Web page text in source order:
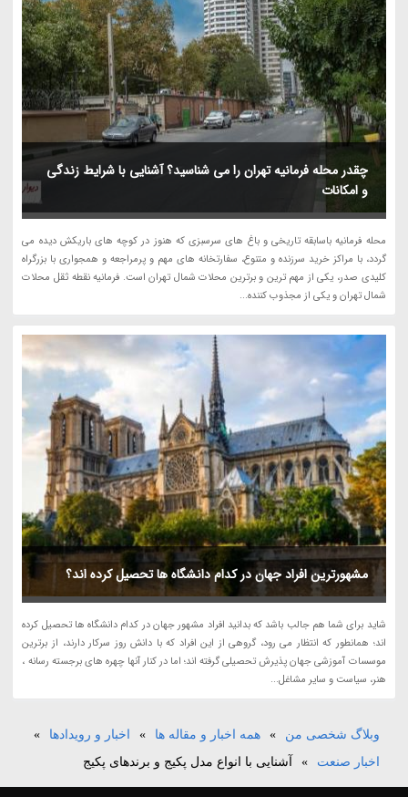
چقدر محله فرمانیه تهران را می شناسید؟ آشنایی با شرایط زندگی
و امکانات
محله فرمانیه باسابقه تاریخی و باغ های سرسبزی که هنوز در کوچه های باریکش دیده می
گردد، با مراکز خرید سرزنده و متنوع، سفارتخانه های مهم و پرمراجعه و همجواری با بزرگراه
کلیدی صدر، یکی از مهم ترین و برترین محلات شمال تهران است. فرمانیه نقطه ثقل محلات
شمال تهران و یکی از مجذوب کننده...
مشهورترین افراد جهان در کدام دانشگاه ها تحصیل کرده اند؟
شاید برای شما هم جالب باشد که بدانید افراد مشهور جهان در کدام دانشگاه ها تحصیل کرده
اند؛ همانطور که انتظار می رود، گروهی از این افراد که با دانش روز سرکار دارند، از برترین
موسسات آموزشی جهان پذیرش تحصیلی گرفته اند؛ اما در کنار آنها چهره های برجسته رسانه ،
هنر، سیاست و سایر مشاغل...
وبلاگ شخصی من » همه اخبار و مقاله ها » اخبار و رویدادها
»
اخبار صنعت
» آشنایی با انواع مدل پکیج و برندهای پکیج